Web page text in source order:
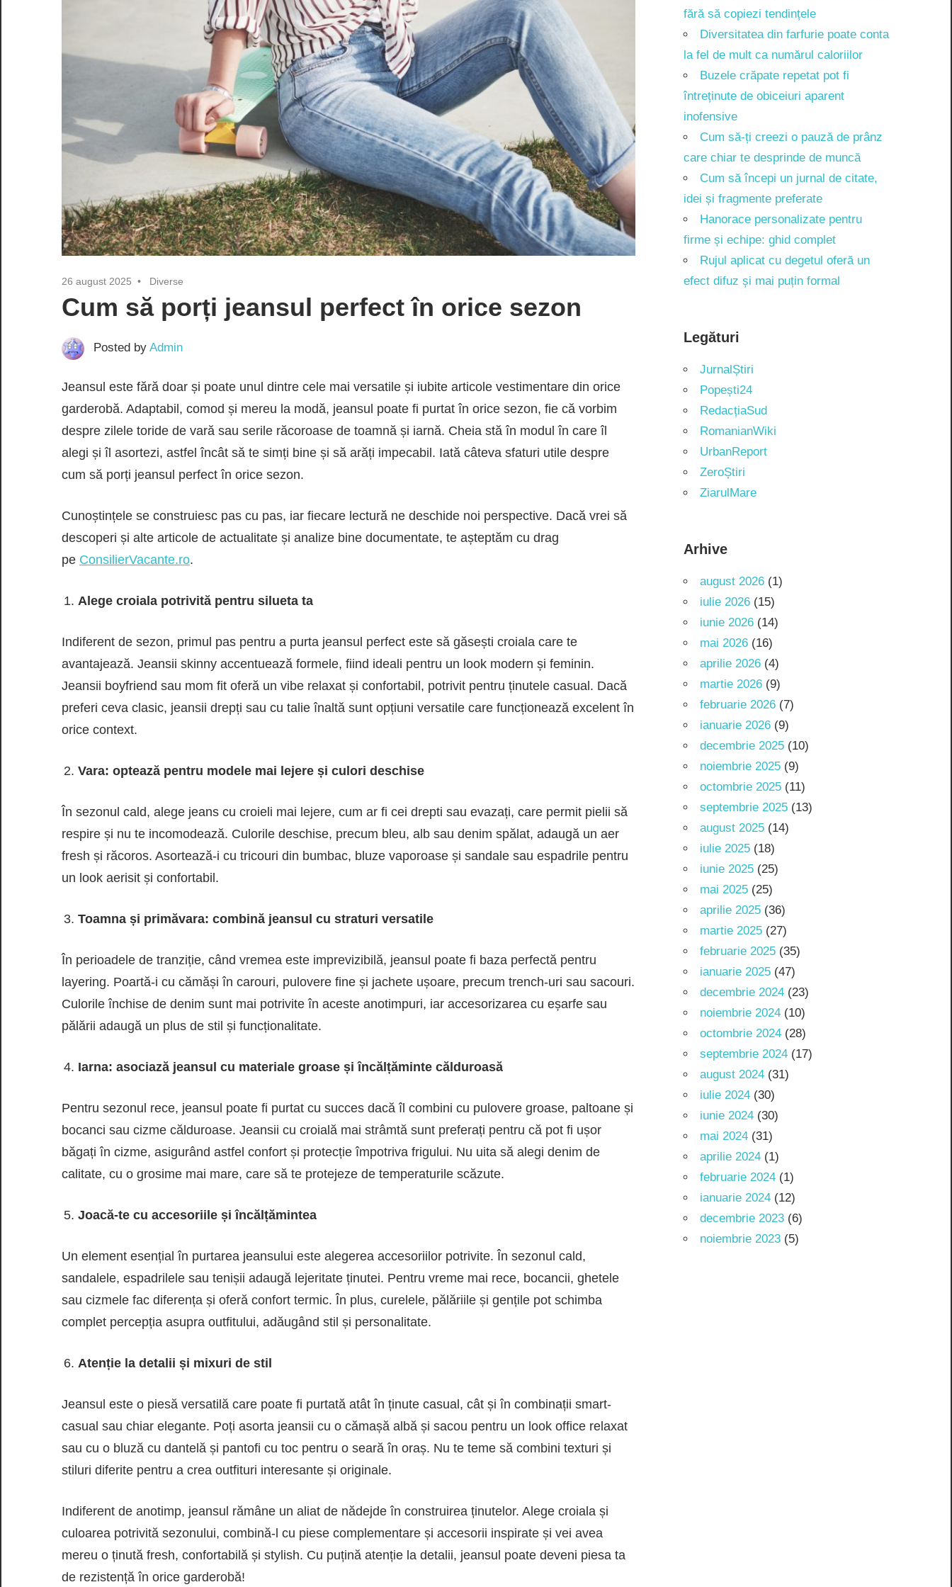
26 august 2025 Diverse
Cum să porți jeansul perfect în orice sezon
Posted by Admin
Jeansul este fără doar și poate unul dintre cele mai versatile și iubite articole vestimentare din orice
garderobă. Adaptabil, comod și mereu la modă, jeansul poate fi purtat în orice sezon, fie că vorbim
despre zilele toride de vară sau serile răcoroase de toamnă și iarnă. Cheia stă în modul în care îl
alegi și îl asortezi, astfel încât să te simți bine și să arăți impecabil. Iată câteva sfaturi utile despre
cum să porți jeansul perfect în orice sezon.
Cunoștințele se construiesc pas cu pas, iar fiecare lectură ne deschide noi perspective. Dacă vrei să
descoperi și alte articole de actualitate și analize bine documentate, te așteptăm cu drag
pe ConsilierVacante.ro.
Alege croiala potrivită pentru silueta ta
Indiferent de sezon, primul pas pentru a purta jeansul perfect este să găsești croiala care te
avantajează. Jeansii skinny accentuează formele, fiind ideali pentru un look modern și feminin.
Jeansii boyfriend sau mom fit oferă un vibe relaxat și confortabil, potrivit pentru ținutele casual. Dacă
preferi ceva clasic, jeansii drepți sau cu talie înaltă sunt opțiuni versatile care funcționează excelent în
orice context.
Vara: optează pentru modele mai lejere și culori deschise
În sezonul cald, alege jeans cu croieli mai lejere, cum ar fi cei drepti sau evazați, care permit pielii să
respire și nu te incomodează. Culorile deschise, precum bleu, alb sau denim spălat, adaugă un aer
fresh și răcoros. Asortează-i cu tricouri din bumbac, bluze vaporoase și sandale sau espadrile pentru
un look aerisit și confortabil.
Toamna și primăvara: combină jeansul cu straturi versatile
În perioadele de tranziție, când vremea este imprevizibilă, jeansul poate fi baza perfectă pentru
layering. Poartă-i cu cămăși în carouri, pulovere fine și jachete ușoare, precum trench-uri sau sacouri.
Culorile închise de denim sunt mai potrivite în aceste anotimpuri, iar accesorizarea cu eșarfe sau
pălării adaugă un plus de stil și funcționalitate.
Iarna: asociază jeansul cu materiale groase și încălțăminte călduroasă
Pentru sezonul rece, jeansul poate fi purtat cu succes dacă îl combini cu pulovere groase, paltoane și
bocanci sau cizme călduroase. Jeansii cu croială mai strâmtă sunt preferați pentru că pot fi ușor
băgați în cizme, asigurând astfel confort și protecție împotriva frigului. Nu uita să alegi denim de
calitate, cu o grosime mai mare, care să te protejeze de temperaturile scăzute.
Joacă-te cu accesoriile și încălțămintea
Un element esențial în purtarea jeansului este alegerea accesoriilor potrivite. În sezonul cald,
sandalele, espadrilele sau tenișii adaugă lejeritate ținutei. Pentru vreme mai rece, bocancii, ghetele
sau cizmele fac diferența și oferă confort termic. În plus, curelele, pălăriile și gențile pot schimba
complet percepția asupra outfitului, adăugând stil și personalitate.
Atenție la detalii și mixuri de stil
Jeansul este o piesă versatilă care poate fi purtată atât în ținute casual, cât și în combinații smart-
casual sau chiar elegante. Poți asorta jeansii cu o cămașă albă și sacou pentru un look office relaxat
sau cu o bluză cu dantelă și pantofi cu toc pentru o seară în oraș. Nu te teme să combini texturi și
stiluri diferite pentru a crea outfituri interesante și originale.
Indiferent de anotimp, jeansul rămâne un aliat de nădejde în construirea ținutelor. Alege croiala și
culoarea potrivită sezonului, combină-l cu piese complementare și accesorii inspirate și vei avea
mereu o ținută fresh, confortabilă și stylish. Cu puțină atenție la detalii, jeansul poate deveni piesa ta
de rezistență în orice garderobă!
fără să copiezi tendințele
Diversitatea din farfurie poate conta
la fel de mult ca numărul caloriilor
Buzele crăpate repetat pot fi
întreținute de obiceiuri aparent
inofensive
Cum să-ți creezi o pauză de prânz
care chiar te desprinde de muncă
Cum să începi un jurnal de citate,
idei și fragmente preferate
Hanorace personalizate pentru
firme și echipe: ghid complet
Rujul aplicat cu degetul oferă un
efect difuz și mai puțin formal
Legături
JurnalȘtiri
Popești24
RedacțiaSud
RomanianWiki
UrbanReport
ZeroȘtiri
ZiarulMare
Arhive
august 2026(1)
iulie 2026(15)
iunie 2026(14)
mai 2026(16)
aprilie 2026(4)
martie 2026(9)
februarie 2026(7)
ianuarie 2026(9)
decembrie 2025(10)
noiembrie 2025(9)
octombrie 2025(11)
septembrie 2025(13)
august 2025(14)
iulie 2025(18)
iunie 2025(25)
mai 2025(25)
aprilie 2025(36)
martie 2025(27)
februarie 2025(35)
ianuarie 2025(47)
decembrie 2024(23)
noiembrie 2024(10)
octombrie 2024(28)
septembrie 2024(17)
august 2024(31)
iulie 2024(30)
iunie 2024(30)
mai 2024(31)
aprilie 2024(1)
februarie 2024(1)
ianuarie 2024(12)
decembrie 2023(6)
noiembrie 2023(5)